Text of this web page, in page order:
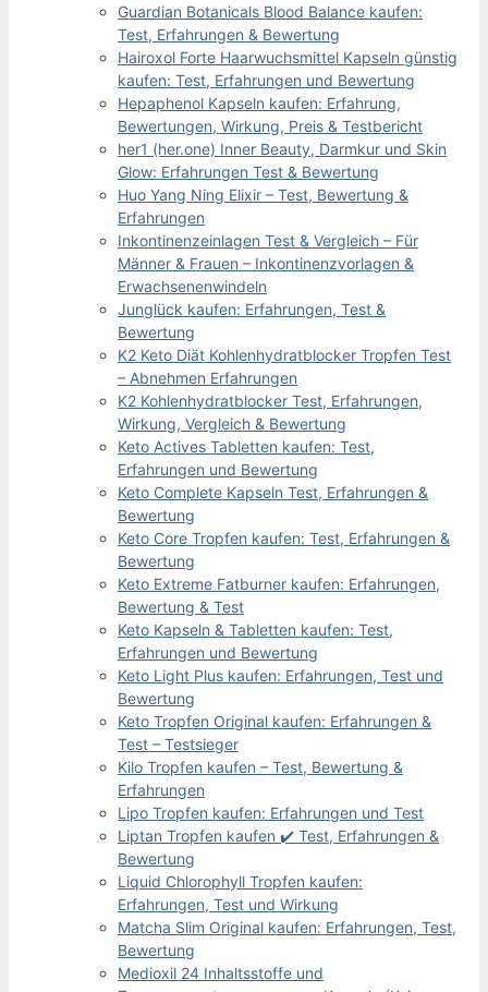
Guardian Botanicals Blood Balance kaufen:
Test, Erfahrungen & Bewertung
Hairoxol Forte Haarwuchsmittel Kapseln günstig
kaufen: Test, Erfahrungen und Bewertung
Hepaphenol Kapseln kaufen: Erfahrung,
Bewertungen, Wirkung, Preis & Testbericht
her1 (her.one) Inner Beauty, Darmkur und Skin
Glow: Erfahrungen Test & Bewertung
Huo Yang Ning Elixir – Test, Bewertung &
Erfahrungen
Inkontinenzeinlagen Test & Vergleich – Für
Männer & Frauen – Inkontinenzvorlagen &
Erwachsenenwindeln
Junglück kaufen: Erfahrungen, Test &
Bewertung
K2 Keto Diät Kohlenhydratblocker Tropfen Test
– Abnehmen Erfahrungen
K2 Kohlenhydratblocker Test, Erfahrungen,
Wirkung, Vergleich & Bewertung
Keto Actives Tabletten kaufen: Test,
Erfahrungen und Bewertung
Keto Complete Kapseln Test, Erfahrungen &
Bewertung
Keto Core Tropfen kaufen: Test, Erfahrungen &
Bewertung
Keto Extreme Fatburner kaufen: Erfahrungen,
Bewertung & Test
Keto Kapseln & Tabletten kaufen: Test,
Erfahrungen und Bewertung
Keto Light Plus kaufen: Erfahrungen, Test und
Bewertung
Keto Tropfen Original kaufen: Erfahrungen &
Test – Testsieger
Kilo Tropfen kaufen – Test, Bewertung &
Erfahrungen
Lipo Tropfen kaufen: Erfahrungen und Test
Liptan Tropfen kaufen ✔️ Test, Erfahrungen &
Bewertung
Liquid Chlorophyll Tropfen kaufen:
Erfahrungen, Test und Wirkung
Matcha Slim Original kaufen: Erfahrungen, Test,
Bewertung
Medioxil 24 Inhaltsstoffe und